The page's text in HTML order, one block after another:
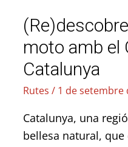
moto amb el
Catalunya
Rutes / 1 de setembre
Catalunya, una
bellesa natural,
Catalunya